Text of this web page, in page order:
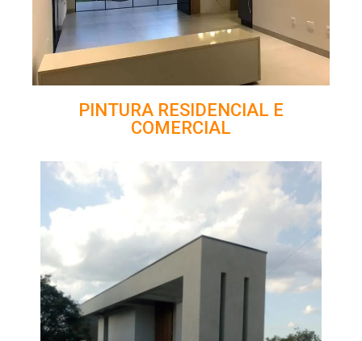
PINTURA RESIDENCIAL E
COMERCIAL